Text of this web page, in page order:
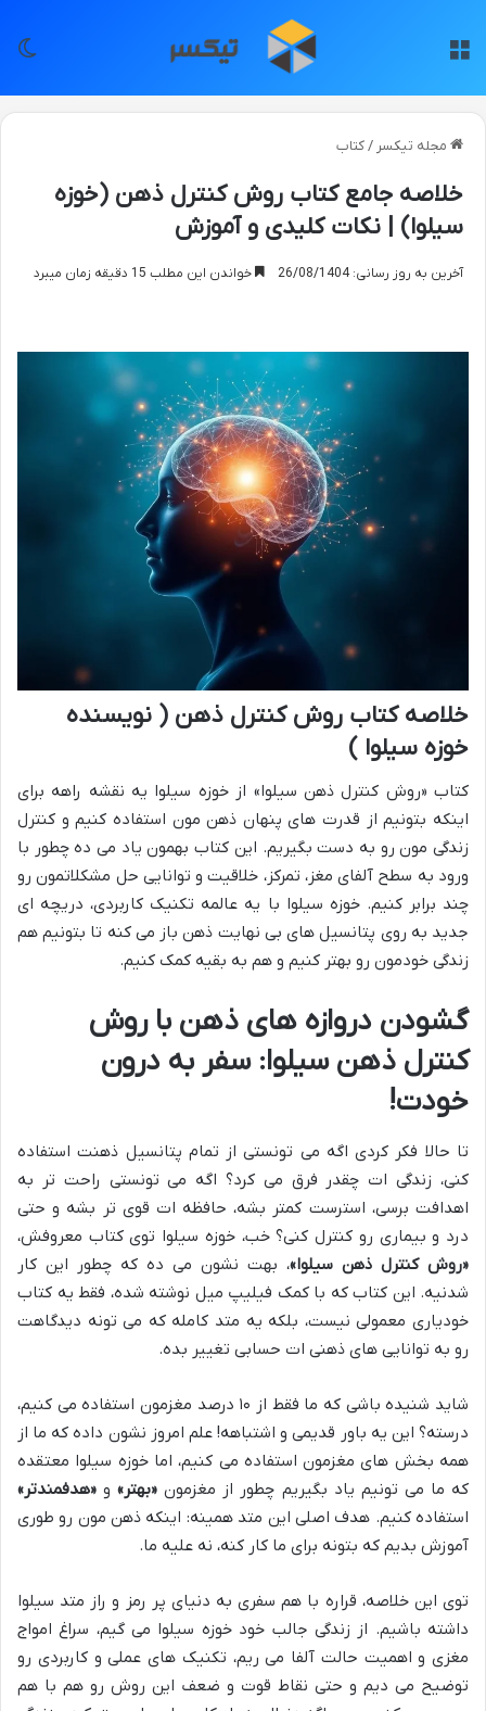
مجله تیکسر /کتاب
خلاصه جامع کتاب روش کنترل ذهن (خوزه
سیلوا) | نکات کلیدی و آموزش
آخرین به روز رسانی: 26/08/1404 خواندن این مطلب 15 دقیقه زمان میبرد
خلاصه کتاب روش کنترل ذهن ( نویسنده
خوزه سیلوا )
کتاب «روش کنترل ذهن سیلوا» از خوزه سیلوا یه نقشه راهه برای
اینکه بتونیم از قدرت های پنهان ذهن مون استفاده کنیم و کنترل
زندگی مون رو به دست بگیریم. این کتاب بهمون یاد می ده چطور با
ورود به سطح آلفای مغز، تمرکز، خلاقیت و توانایی حل مشکلاتمون رو
چند برابر کنیم. خوزه سیلوا با یه عالمه تکنیک کاربردی، دریچه ای
جدید به روی پتانسیل های بی نهایت ذهن باز می کنه تا بتونیم هم
زندگی خودمون رو بهتر کنیم و هم به بقیه کمک کنیم.
گشودن دروازه های ذهن با روش
کنترل ذهن سیلوا: سفر به درون
خودت!
تا حالا فکر کردی اگه می تونستی از تمام پتانسیل ذهنت استفاده
کنی، زندگی ات چقدر فرق می کرد؟ اگه می تونستی راحت تر به
اهدافت برسی، استرست کمتر بشه، حافظه ات قوی تر بشه و حتی
درد و بیماری رو کنترل کنی؟ خب، خوزه سیلوا توی کتاب معروفش،
«روش کنترل ذهن سیلوا»، بهت نشون می ده که چطور این کار
شدنیه. این کتاب که با کمک فیلیپ میل نوشته شده، فقط یه کتاب
خودیاری معمولی نیست، بلکه یه متد کامله که می تونه دیدگاهت
رو به توانایی های ذهنی ات حسابی تغییر بده.
شاید شنیده باشی که ما فقط از ۱۰ درصد مغزمون استفاده می کنیم،
درسته؟ این یه باور قدیمی و اشتباهه! علم امروز نشون داده که ما از
همه بخش های مغزمون استفاده می کنیم، اما خوزه سیلوا معتقده
که ما می تونیم یاد بگیریم چطور از مغزمون «بهتر»و «هدفمندتر»
استفاده کنیم. هدف اصلی این متد همینه: اینکه ذهن مون رو طوری
آموزش بدیم که بتونه برای ما کار کنه، نه علیه ما.
توی این خلاصه، قراره با هم سفری به دنیای پر رمز و راز متد سیلوا
داشته باشیم. از زندگی جالب خود خوزه سیلوا می گیم، سراغ امواج
مغزی و اهمیت حالت آلفا می ریم، تکنیک های عملی و کاربردی رو
توضیح می دیم و حتی نقاط قوت و ضعف این روش رو هم با هم